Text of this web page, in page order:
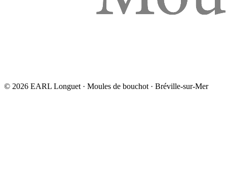
© 2026 EARL Longuet · Moules de bouchot · Bréville-sur-Mer